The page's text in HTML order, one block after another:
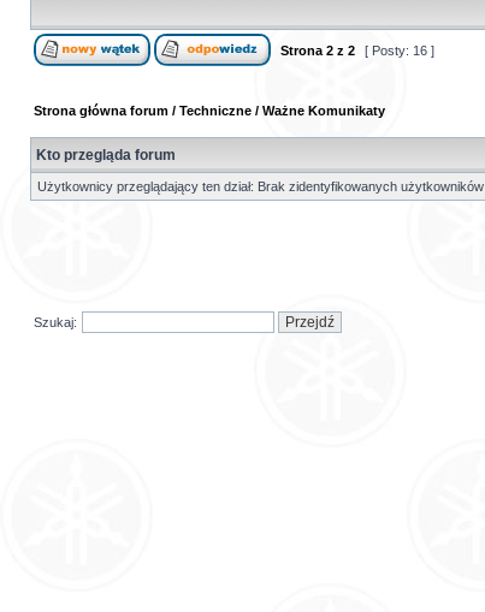
Strona 2 z 2 [ Posty: 16 ]
Strona główna forum / Techniczne / Ważne Komunikaty
Kto przegląda forum
Użytkownicy przeglądający ten dział: Brak zidentyfikowanych użytkowników
Szukaj: